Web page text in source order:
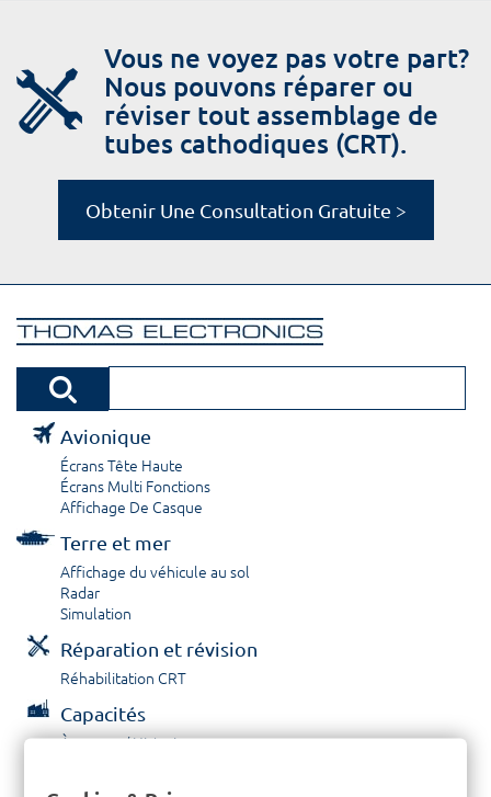
Vous ne voyez pas votre part?
Nous pouvons réparer ou
réviser tout assemblage de
tubes cathodiques (CRT).
Obtenir Une Consultation Gratuite >
Avionique
Écrans Tête Haute
Écrans Multi Fonctions
Affichage De Casque
Terre et mer
Affichage du véhicule au sol
Radar
Simulation
Réparation et révision
Réhabilitation CRT
Capacités
À propos / Historique